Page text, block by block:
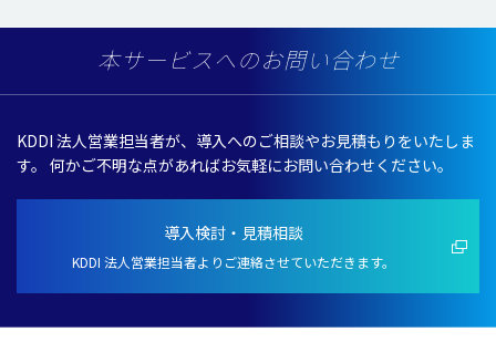
本サービスへのお問い合わせ
KDDI 法人営業担当者が、導入へのご相談やお見積もりをいたしま
す。 何かご不明な点があればお気軽にお問い合わせください。
導入検討・見積相談
KDDI 法人営業担当者よりご連絡させていただきます。